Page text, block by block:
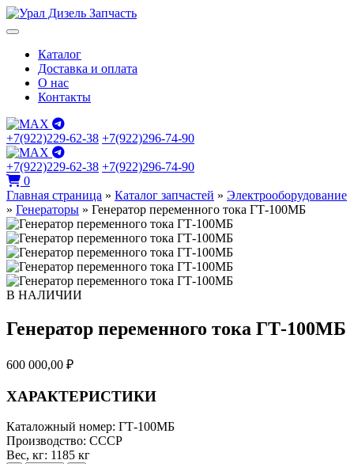
Каталог
Доставка и оплата
О нас
Контакты
+7(922)229-62-38 +7(922)296-74-90
+7(922)229-62-38 +7(922)296-74-90
0
Главная страница » Каталог запчастей » Электрооборудование
» Генераторы » Генератор переменного тока ГТ-100МБ
В НАЛИЧИИ
Генератор переменного тока ГТ-100МБ
600 000,00 ₽
ХАРАКТЕРИСТИКИ
Каталожный номер: ГТ-100МБ
Производство: СССР
Вес, кг: 1185 кг